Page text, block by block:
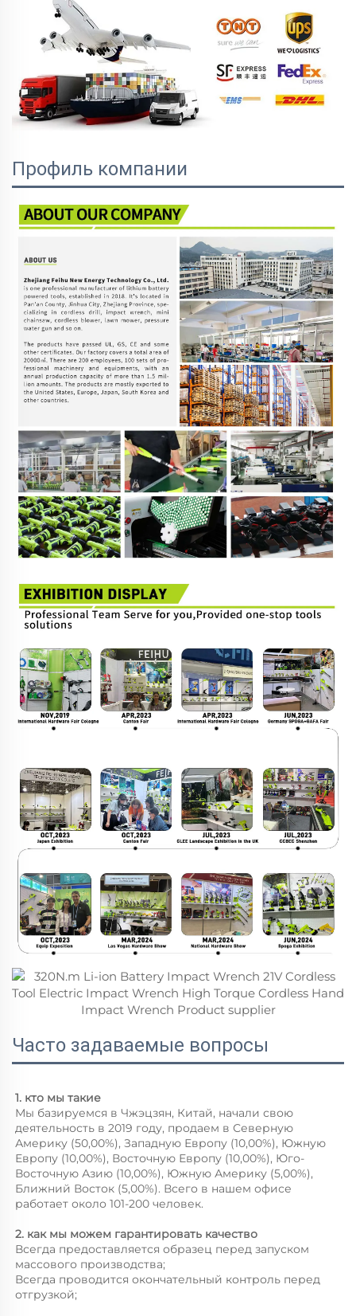
Профиль компании
Часто задаваемые вопросы
1. кто мы такие
Мы базируемся в Чжэцзян, Китай, начали свою
деятельность в 2019 году, продаем в Северную
Америку (50,00%), Западную Европу (10,00%), Южную
Европу (10,00%), Восточную Европу (10,00%), Юго-
Восточную Азию (10,00%), Южную Америку (5,00%),
Ближний Восток (5,00%). Всего в нашем офисе
работает около 101-200 человек.
2. как мы можем гарантировать качество
Всегда предоставляется образец перед запуском
массового производства;
Всегда проводится окончательный контроль перед
отгрузкой;